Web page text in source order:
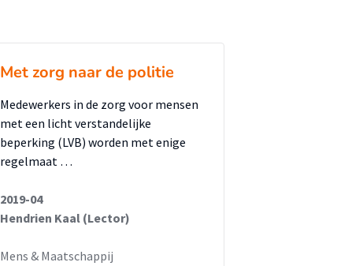
Met zorg naar de politie
Medewerkers in de zorg voor mensen
met een licht verstandelijke
beperking (LVB) worden met enige
regelmaat …
2019-04
Hendrien Kaal (Lector)
Mens & Maatschappij